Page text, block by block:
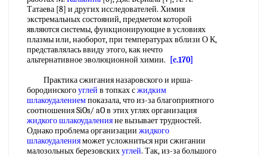
Татаева [8] и других исследователей. Химия
экстремальных состояний, предметом которой
являются системы, функционирующие в условиях
плазмы или, наоборот, при температурах вблизи О К,
представлялась ввиду этого, как нечто
альтернативное эволюционной химии.
[c.170]
Практика сжигания назаровского и ирша-
бородинскогоуглей в топках сжидким
шлакоудалениемпоказала, что из-за благоприятного
соотношения SiOs/ aO в этих углях организация
жидкого шлакоудаленияне вызывает трудностей.
Однако проблема организации жидкого
шлакоудаленияможет усложниться нри сжигании
малозольных березовскихуглей. Так, из-за большого